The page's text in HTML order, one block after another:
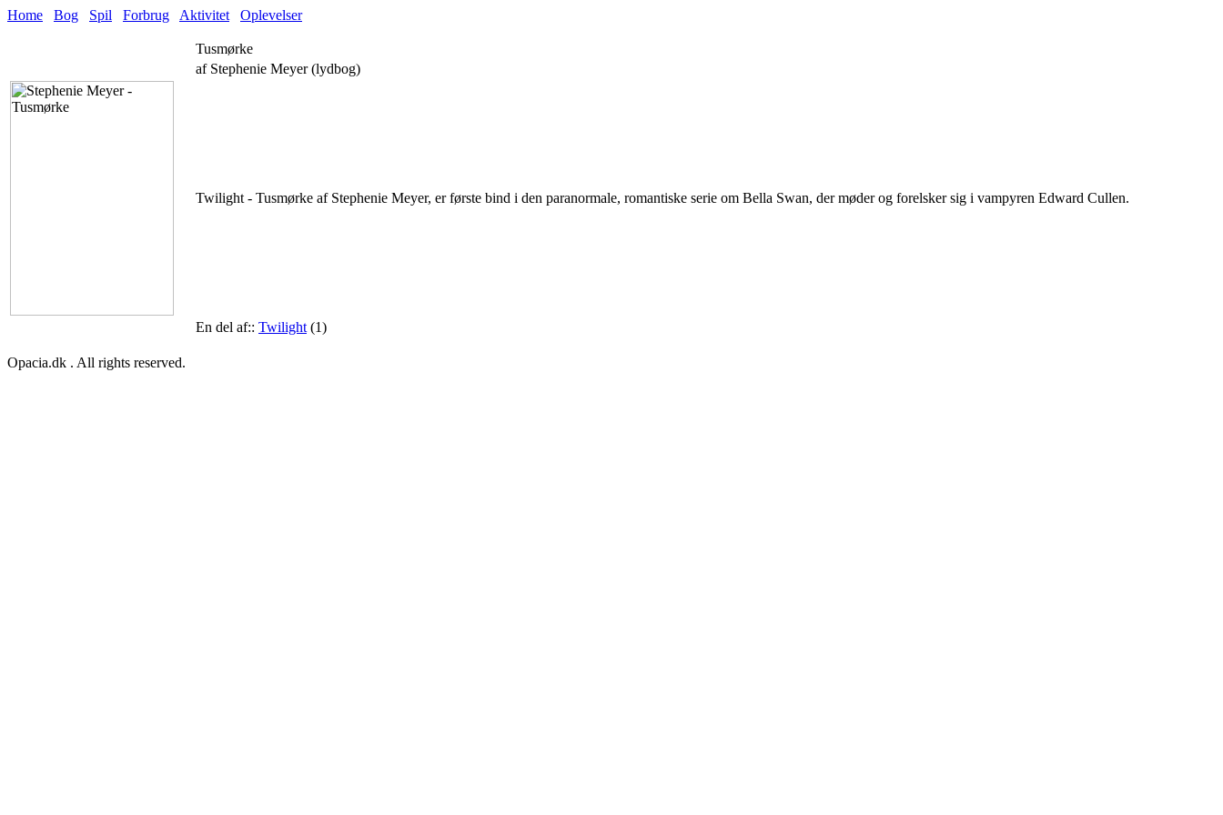
Home Bog Spil Forbrug Aktivitet Oplevelser
Tusmørke
af Stephenie Meyer (lydbog)
Twilight - Tusmørke af Stephenie Meyer, er første bind i den paranormale, romantiske serie om Bella Swan, der møder og forelsker sig i vampyren Edward Cullen.
En del af:: Twilight (1)
Opacia.dk . All rights reserved.